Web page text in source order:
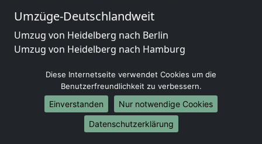
Umzüge-Deutschlandweit
Umzug von Heidelberg nach Berlin
Umzug von Heidelberg nach Hamburg
Umzug von Heidelberg nach Köln
Umzug von Heidelberg nach Frankfurt am Main
Umzug von Heidelberg nach Stuttgart
Umzug von Heidelberg nach Düsseldorf
Umzug von Heidelberg nach Leipzig
Diese Internetseite verwendet Cookies um die
Benutzerfreundlichkeit zu verbessern.
Einverstanden
Nur notwendige Cookies
Datenschutzerklärung